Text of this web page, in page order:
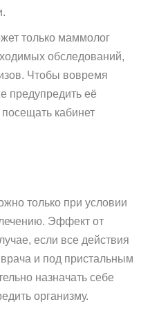
только маммолог
обследований,
Чтобы вовремя
предупредить её
кабинет
только при условии
Эффект от
если все действия
и под пристальным
назначать себе
организму.